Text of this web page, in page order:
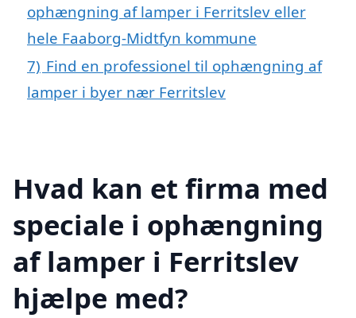
ophængning af lamper i Ferritslev eller
hele Faaborg-Midtfyn kommune
7) Find en professionel til ophængning af
lamper i byer nær Ferritslev
Hvad kan et firma med
speciale i ophængning
af lamper i Ferritslev
hjælpe med?